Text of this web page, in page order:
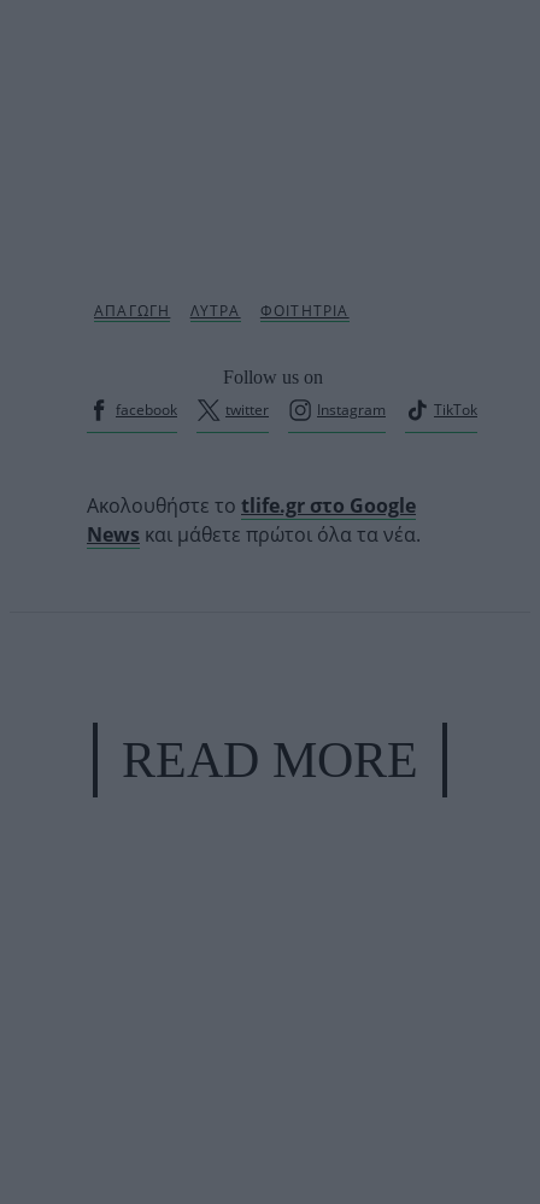
Follow us on
facebook
twitter Instagram TikTok
Ακολουθήστε το tlife.gr στο Google
News και μάθετε πρώτοι όλα τα νέα.
READ MORE